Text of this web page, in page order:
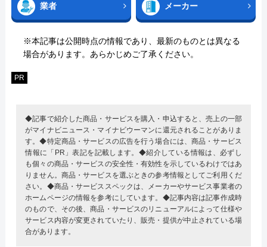
業者 メーカー
※本記事は公開時点の情報であり、最新のものとは異なる
場合があります。あらかじめご了承ください。
PR
◆記事で紹介した商品・サービスを購入・申込すると、売上の一部
がマイナビニュース・マイナビウーマンに還元されることがありま
す。◆特定商品・サービスの広告を行う場合には、商品・サービス
情報に「PR」表記を記載します。◆紹介している情報は、必ずし
も個々の商品・サービスの安全性・有効性を示しているわけではあ
りません。商品・サービスを選ぶときの参考情報としてご利用くだ
さい。◆商品・サービススペックは、メーカーやサービス事業者の
ホームページの情報を参考にしています。◆記事内容は記事作成時
のもので、その後、商品・サービスのリニューアルによって仕様や
サービス内容が変更されていたり、販売・提供が中止されている場
合があります。